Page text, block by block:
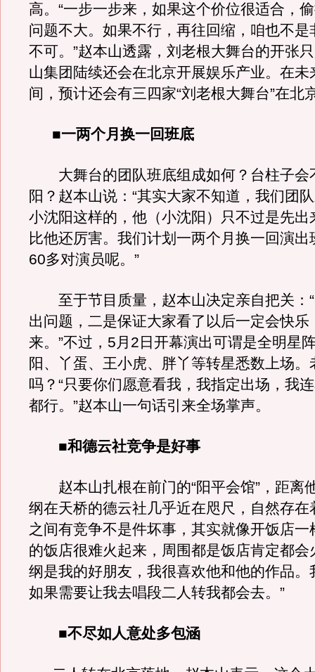
高。“一步一步来，如果这个价位很适合，
问题不大。如果不行，再往回缩，咱也不是
不可。”赵本山透露，刘老根大舞台的开张
山集团陆续还会在北京开展娱乐产业。在未
间，预计还会有三四家“刘老根大舞台”在北
■一两个月换一回班底
大舞台的团队班底组成如何？台柱子会
阳？赵本山说：“其实大家不知道，我们团
小沈阳这样的，他（小沈阳）只不过是先出
比他还厉害。我们计划一两个月换一回演出
60多对演员呢。”
至于节目质量，赵本山决定亲自把关：“
出问题，二是保证大家看了以后一定会快乐
来。”不过，5月2日开幕演出可谓是全明星
阳、丫蛋、王小虎、胖丫等转星悉数上场。
吗？“只要你们愿意看我，我指定出场，我
都行。”赵本山一句话引来全场掌声。
■和德云社竞争是好事
赵本山扎根在前门的“阳平会馆”，距离
纲在天桥的德云社几乎近在咫尺，自然存在
之间有竞争不是件坏事，其实就像开饭店一
的饭店很难火起来，周围都是饭店肯定都会
纲是我的好朋友，我很喜欢他和他的作品。
如果需要让我去唱段二人转我都会去。”
■不尽如人意处多包涵